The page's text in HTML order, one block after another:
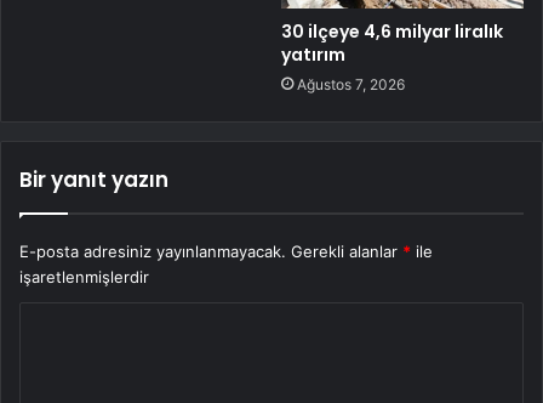
30 ilçeye 4,6 milyar liralık
yatırım
Ağustos 7, 2026
Bir yanıt yazın
E-posta adresiniz yayınlanmayacak. Gerekli alanlar * ile
işaretlenmişlerdir